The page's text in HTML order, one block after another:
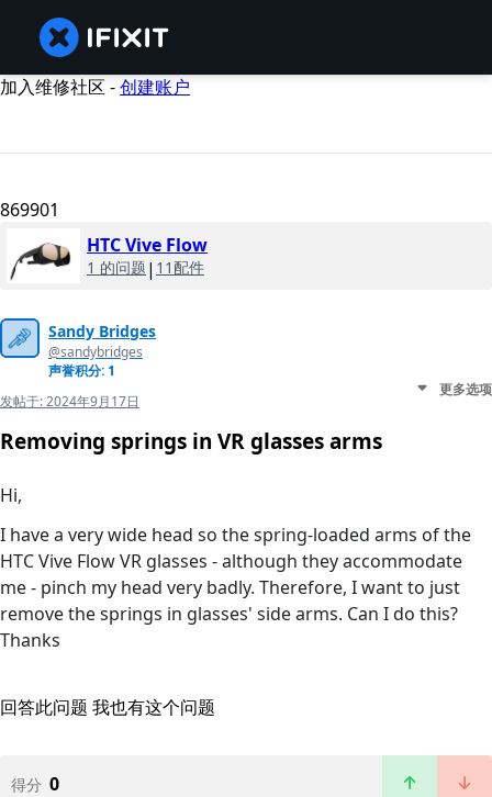
加入维修社区 -创建账户
869901
HTC Vive Flow
1 的问题 | 11配件
Sandy Bridges
@sandybridges
声誉积分: 1
发帖于:2024年9月17日
更多选项
Removing springs in VR glasses arms
Hi,
I have a very wide head so the spring-loaded arms of the
HTC Vive Flow VR glasses - although they accommodate
me - pinch my head very badly. Therefore, I want to just
remove the springs in glasses' side arms. Can I do this?
Thanks
回答此问题 我也有这个问题
得分 0